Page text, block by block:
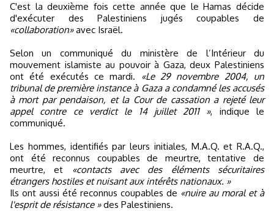
C'est la deuxième fois cette année que le Hamas décide
d'exécuter des Palestiniens jugés coupables de
«collaboration»avec Israël.
Selon un communiqué du ministère de l’Intérieur du
mouvement islamiste au pouvoir à Gaza, deux Palestiniens
ont été exécutés ce mardi.
«Le 29 novembre 2004, un
tribunal de première instance à Gaza a condamné les accusés
à mort par pendaison, et la Cour de cassation a rejeté leur
appel contre ce verdict le 14 juillet 2011 », indique le
communiqué.
Les hommes, identifiés par leurs initiales, M.A.Q. et R.A.Q.,
ont été reconnus coupables de meurtre, tentative de
meurtre, et «contacts avec des éléments sécuritaires
étrangers hostiles et nuisant aux intérêts nationaux. »
Ils ont aussi été reconnus coupables de «nuire au moral et à
l'esprit de résistance »des Palestiniens.